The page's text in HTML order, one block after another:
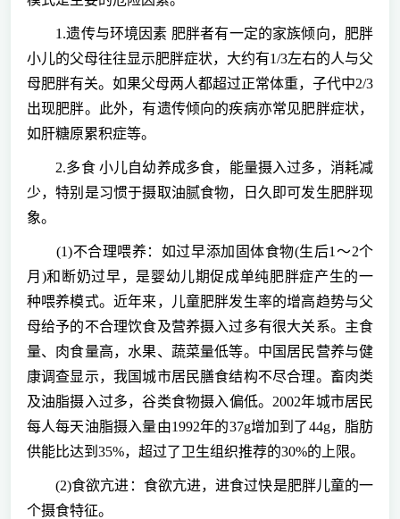
1.遗传与环境因素 肥胖者有一定的家族倾向，肥胖
小儿的父母往往显示肥胖症状，大约有1/3左右的人与父
母肥胖有关。如果父母两人都超过正常体重，子代中2/3
出现肥胖。此外，有遗传倾向的疾病亦常见肥胖症状，
如肝糖原累积症等。
2.多食 小儿自幼养成多食，能量摄入过多，消耗减
少，特别是习惯于摄取油腻食物，日久即可发生肥胖现
象。
(1)不合理喂养：如过早添加固体食物(生后1～2个
月)和断奶过早，是婴幼儿期促成单纯肥胖症产生的一
种喂养模式。近年来，儿童肥胖发生率的增高趋势与父
母给予的不合理饮食及营养摄入过多有很大关系。主食
量、肉食量高，水果、蔬菜量低等。中国居民营养与健
康调查显示，我国城市居民膳食结构不尽合理。畜肉类
及油脂摄入过多，谷类食物摄入偏低。2002年城市居民
每人每天油脂摄入量由1992年的37g增加到了44g，脂肪
供能比达到35%，超过了卫生组织推荐的30%的上限。
(2)食欲亢进：食欲亢进，进食过快是肥胖儿童的一
个摄食特征。